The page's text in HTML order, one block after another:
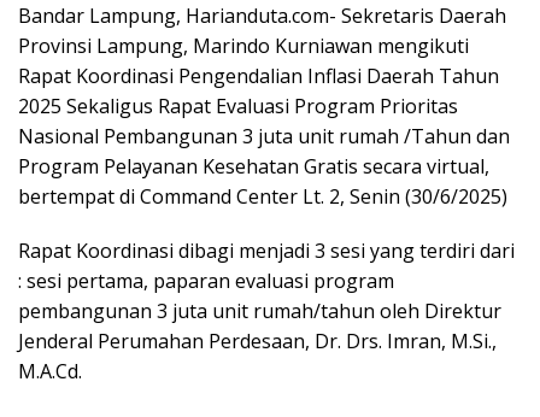
Bandar Lampung, Harianduta.com- Sekretaris Daerah
Provinsi Lampung, Marindo Kurniawan mengikuti
Rapat Koordinasi Pengendalian Inflasi Daerah Tahun
2025 Sekaligus Rapat Evaluasi Program Prioritas
Nasional Pembangunan 3 juta unit rumah /Tahun dan
Program Pelayanan Kesehatan Gratis secara virtual,
bertempat di Command Center Lt. 2, Senin (30/6/2025)
Rapat Koordinasi dibagi menjadi 3 sesi yang terdiri dari
: sesi pertama, paparan evaluasi program
pembangunan 3 juta unit rumah/tahun oleh Direktur
Jenderal Perumahan Perdesaan, Dr. Drs. Imran, M.Si.,
M.A.Cd.